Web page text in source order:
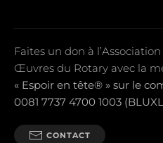
Faites un don à
Œuvres du Rotary avec la
« Espoir en tête® » sur le
0081 7737 4700 1003
CONTACT